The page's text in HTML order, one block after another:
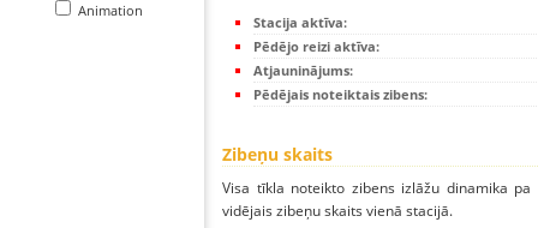
Animation
Stacija aktīva:
Pēdējo reizi aktīva:
Atjauninājums:
Pēdējais noteiktais zibens:
Zibeņu skaits
Visa tīkla noteikto zibens izlāžu dinamika
vidējais zibeņu skaits vienā stacijā.